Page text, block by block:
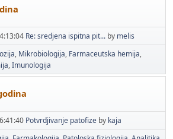
Re: sredjena ispitna pit... by melis
Mikrobiologija Farmaceutska hemija
Imunologija
Potvrdjivanje patofize by kaja